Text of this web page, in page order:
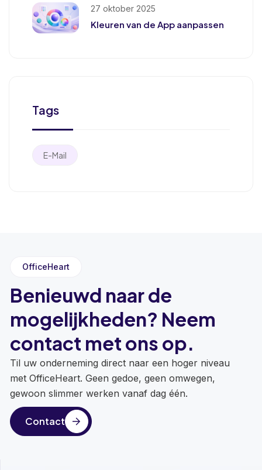
27 oktober 2025
Kleuren van de App aanpassen
Tags
E-Mail
OfficeHeart
Benieuwd naar de
mogelijkheden? Neem
contact met ons op.
Til uw onderneming direct naar een hoger niveau
met OfficeHeart. Geen gedoe, geen omwegen,
gewoon slimmer werken vanaf dag één.
Contact